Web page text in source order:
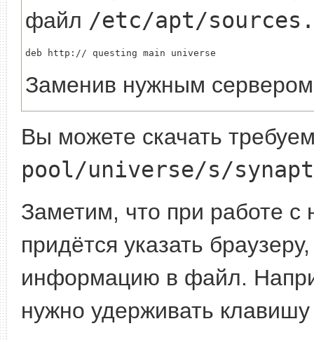
файл /etc/apt/
deb http://
Заменив нужным
Вы можете скачать
pool/universe/s/
Заметим, что при работе
придётся указать
информацию в файл.
нужно удерживать